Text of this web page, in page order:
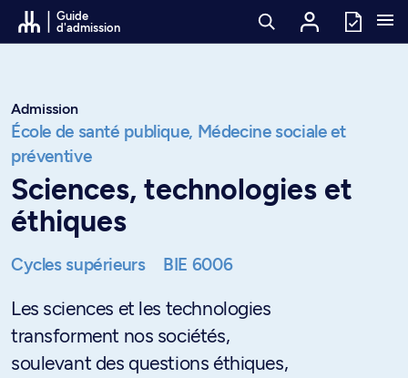
Passer au contenu
Guide
d'admission
Admission
École de santé publique, Médecine sociale et
préventive
Sciences, technologies et
éthiques
Cycles supérieurs BIE 6006
Les sciences et les technologies
transforment nos sociétés,
soulevant des questions éthiques,